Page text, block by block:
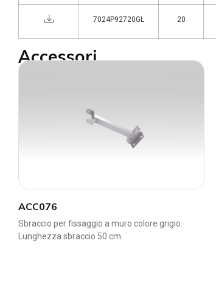
7024P92720GL 20
Accessori
ACC076
Sbraccio per fissaggio a muro colore grigio.
Lunghezza sbraccio 50 cm.